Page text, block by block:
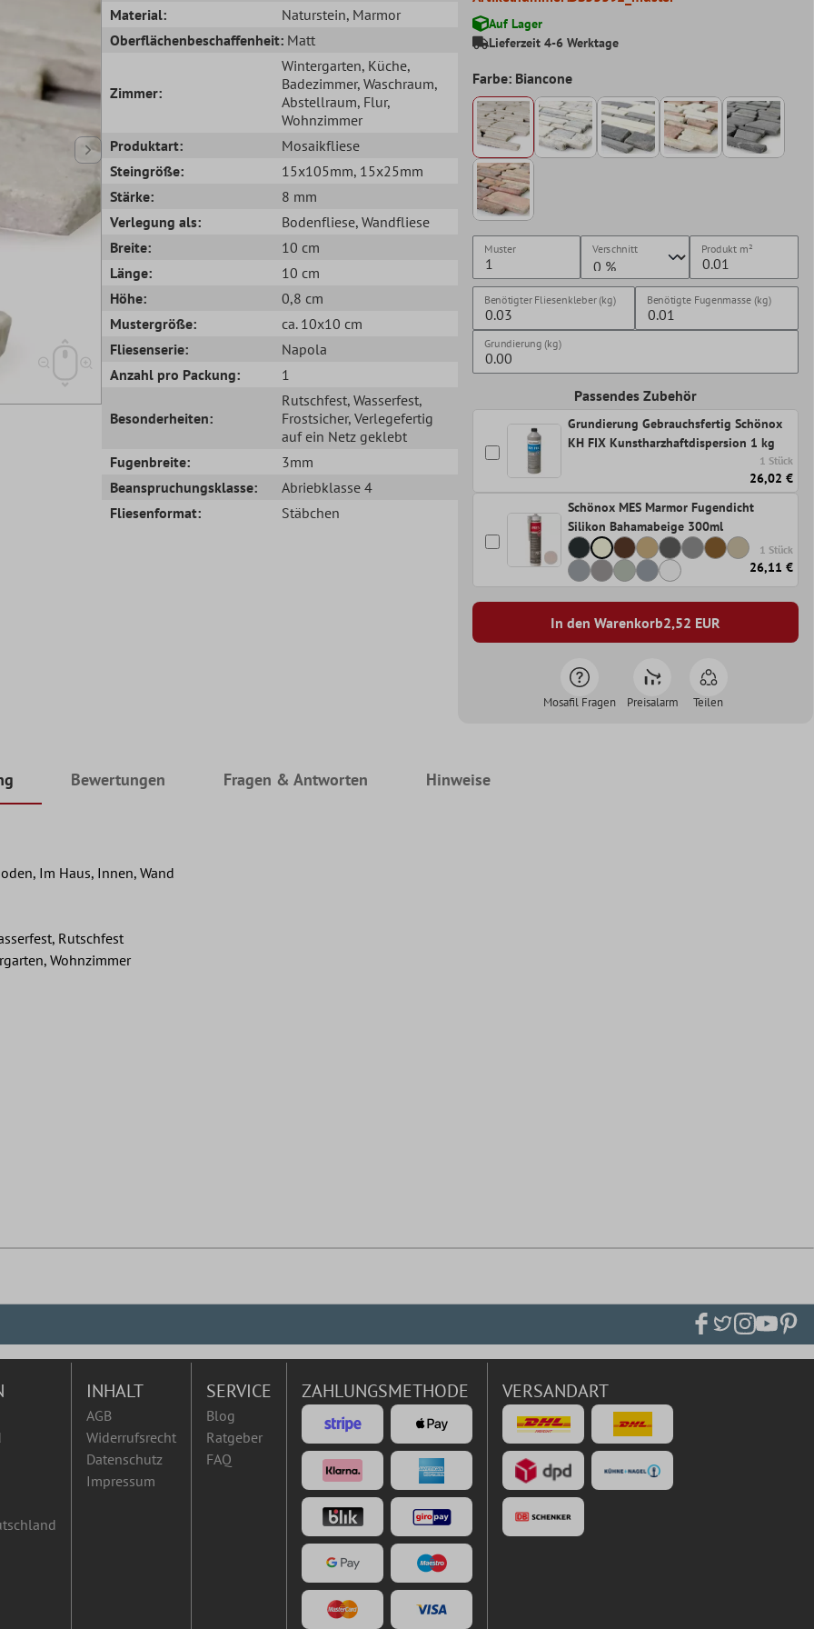
Material:
Naturstein, Marmor
Oberflächenbeschaffenheit: Matt
Zimmer:
Wintergarten, Küche,
Badezimmer, Waschraum,
Abstellraum, Flur,
Wohnzimmer
Produktart:
Mosaikfliese
Steingröße:
15x105mm, 15x25mm
Stärke:
8 mm
Verlegung als:
Bodenfliese, Wandfliese
Breite:
10 cm
Länge:
10 cm
Höhe:
0,8 cm
Mustergröße:
ca. 10x10 cm
Fliesenserie:
Napola
Anzahl pro Packung:
1
Besonderheiten:
Rutschfest, Wasserfest,
Frostsicher, Verlegefertig
auf ein Netz geklebt
Fugenbreite:
3mm
Beanspruchungsklasse:
Abriebklasse 4
Fliesenformat:
Stäbchen
Auf Lager
Lieferzeit 4-6 Werktage
Farbe: Biancone
Muster Verschnitt Produkt m²
Benötigter Fliesenkleber (kg) Benötigte Fugenmasse (kg)
Grundierung (kg)
Passendes Zubehör
Grundierung Gebrauchsfertig Schönox
KH FIX Kunstharzhaftdispersion 1 kg
1 Stück
26,02 €
Schönox MES Marmor Fugendicht
Silikon Bahamabeige 300ml
1 Stück
26,11 €
In den Warenkorb2,52 EUR
Mosafil Fragen Preisalarm Teilen
Bewertungen Fragen & Antworten Hinweise
Im Haus, Innen, Wand
Rutschfest
Wohnzimmer
INHALT
AGB
Widerrufsrecht
Datenschutz
Impressum
SERVICE
Blog
Ratgeber
FAQ
ZAHLUNGSMETHODE VERSANDART